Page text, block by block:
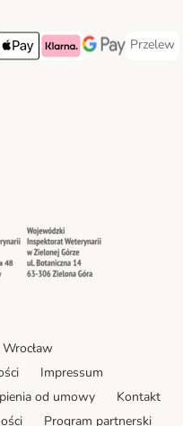
Method
Pay Payment Method
Klarna Payment Method
Google Pay
Przelew
Przelew
Security
Impressum
od umowy
Kontakt
Program partnerski